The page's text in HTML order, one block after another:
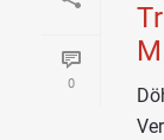
0